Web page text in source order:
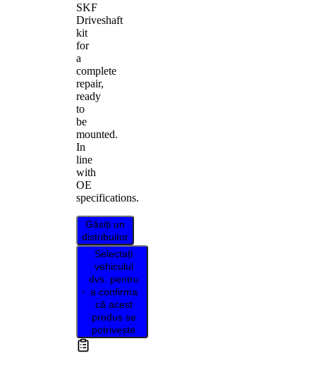
SKF
Driveshaft
kit
for
a
complete
repair,
ready
to
be
mounted.
In
line
with
OE
specifications.
Găsiți un
distribuitor
Selectați
vehiculul
dvs. pentru
a confirma
că acest
produs se
potrivește